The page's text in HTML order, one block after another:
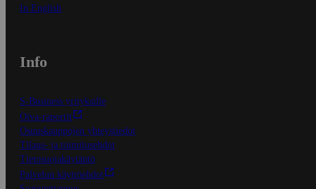
In English
Info
S-Business yrityksille
Oiva-raportit
Osuuskauppojen yhteystiedot
Tilaus- ja toimitusehdot
Tietosuojakäytäntö
Palvelun käyttöehdot